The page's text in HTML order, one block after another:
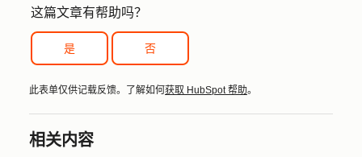
这篇文章有帮助吗？
是 否
此表单仅供记载反馈。了解如何 获取 HubSpot 帮助。
相关内容